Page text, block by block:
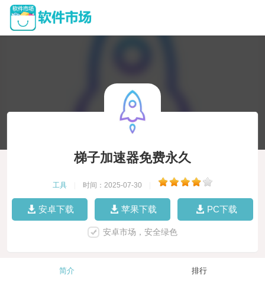
梯子加速器免费永久
工具 时间：2025-07-30
安卓下载 苹果下载 PC下载
安卓市场，安全绿色
简介 排行